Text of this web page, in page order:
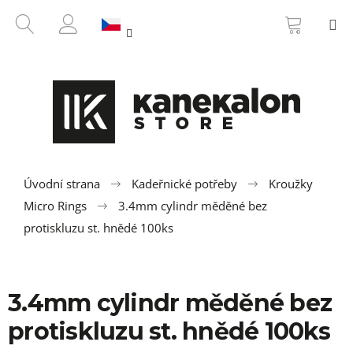
HLEDAT
PŘIHLÁŠENÍ
KOŠÍK
Úvodní strana Kadeřnické potřeby
Kroužky
Micro Rings
3.4mm cylindr měděné bez
protiskluzu st. hnědé 100ks
3.4mm cylindr měděné bez
protiskluzu st. hnědé 100ks
ZPĚT
ZPĚT
e
b
e
t
e